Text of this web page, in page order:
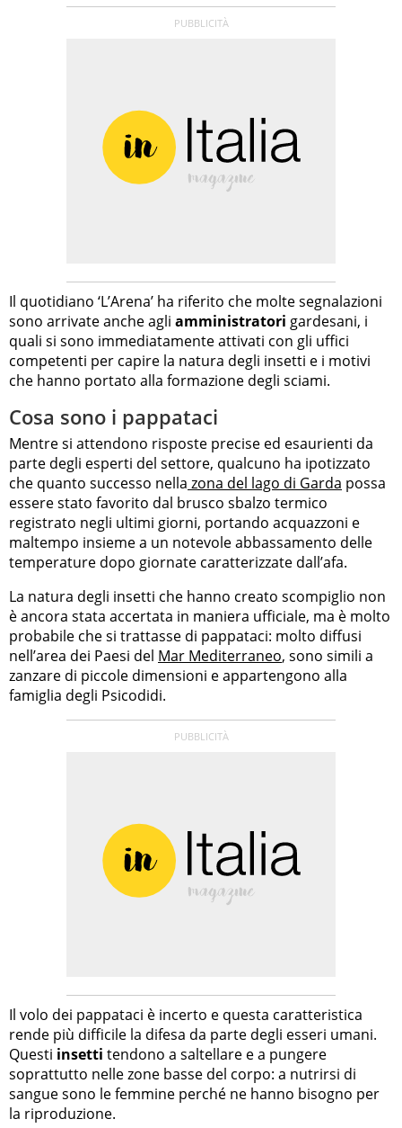
Il quotidiano ‘L’Arena’ ha riferito che molte segnalazioni
sono arrivate anche agli amministratori gardesani, i
quali si sono immediatamente attivati con gli uffici
competenti per capire la natura degli insetti e i motivi
che hanno portato alla formazione degli sciami.
Cosa sono i pappataci
Mentre si attendono risposte precise ed esaurienti da
parte degli esperti del settore, qualcuno ha ipotizzato
che quanto successo nella zona del lago di Garda possa
essere stato favorito dal brusco sbalzo termico
registrato negli ultimi giorni, portando acquazzoni e
maltempo insieme a un notevole abbassamento delle
temperature dopo giornate caratterizzate dall’afa.
La natura degli insetti che hanno creato scompiglio non
è ancora stata accertata in maniera ufficiale, ma è molto
probabile che si trattasse di pappataci: molto diffusi
nell’area dei Paesi del Mar Mediterraneo, sono simili a
zanzare di piccole dimensioni e appartengono alla
famiglia degli Psicodidi.
Il volo dei pappataci è incerto e questa caratteristica
rende più difficile la difesa da parte degli esseri umani.
Questi insetti tendono a saltellare e a pungere
soprattutto nelle zone basse del corpo: a nutrirsi di
sangue sono le femmine perché ne hanno bisogno per
la riproduzione.